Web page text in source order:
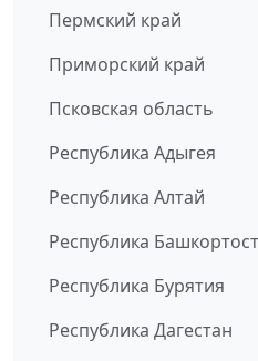
Пермский край
Приморский край
Псковская область
Республика Адыгея
Республика Алтай
Республика
Республика Бурятия
Республика Дагестан